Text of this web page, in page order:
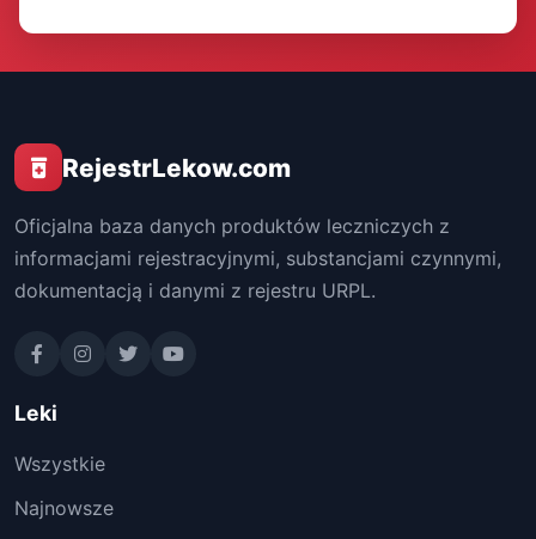
RejestrLekow.com
Oficjalna baza danych produktów leczniczych z
informacjami rejestracyjnymi, substancjami czynnymi,
dokumentacją i danymi z rejestru URPL.
Leki
Wszystkie
Najnowsze